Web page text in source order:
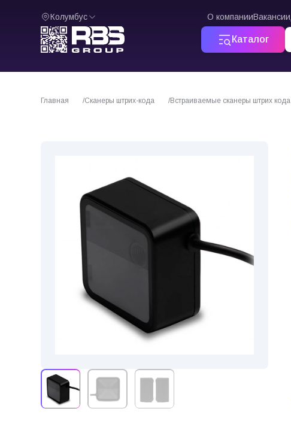
Колумбус О компанииВакансии
Каталог
Главная Сканеры штрих-кода Встраиваемые сканеры штрих кода